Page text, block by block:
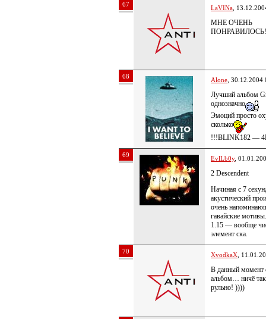
67 LaVINa ,
МНЕ ОЧЕНЬ
68 Alone , 30.12.2004
Лучший альбом
однозначно
Эмоций просто
сколько
!!!BLINK182 —
69 EvlLb0y,
2 Descendent
Начиная с 7
акустический
очень
гавайские
1.15 — вообще
элемент ска.
70 XvodkaX ,
В данный момент
альбом… ничё
рульно! ))))